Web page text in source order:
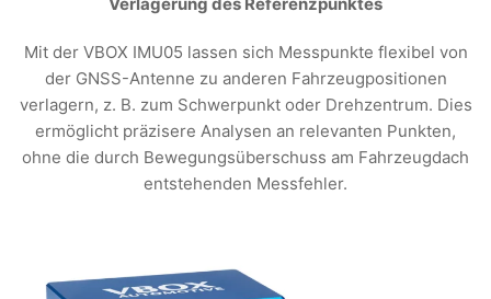
Mit der VBOX IMU05 lassen sich Messpunkte flexibel von
der GNSS-Antenne zu anderen Fahrzeugpositionen
verlagern, z. B. zum Schwerpunkt oder Drehzentrum. Dies
ermöglicht präzisere Analysen an relevanten Punkten,
ohne die durch Bewegungsüberschuss am Fahrzeugdach
entstehenden Messfehler.